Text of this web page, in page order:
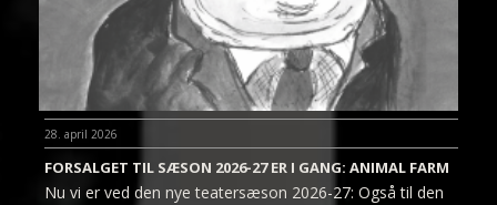
28. april 2026
FORSALGET TIL SÆSON 2026-27 ER I GANG: ANIMAL FARM
Nu vi er ved den nye teatersæson 2026-27: Også til den